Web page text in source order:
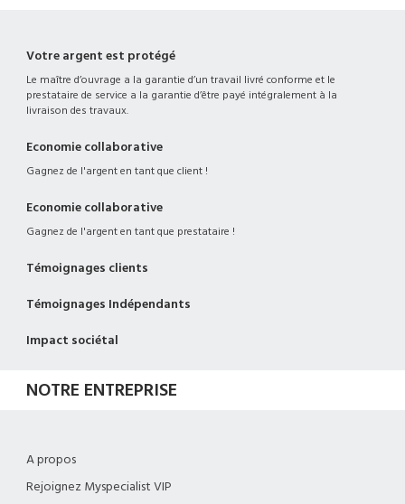
Votre argent est protégé
Le maître d’ouvrage a la garantie d’un travail livré conforme et le
prestataire de service a la garantie d’être payé intégralement à la
livraison des travaux.
Economie collaborative
Gagnez de l'argent en tant que client !
Economie collaborative
Gagnez de l'argent en tant que prestataire !
Témoignages clients
Témoignages Indépendants
Impact sociétal
NOTRE ENTREPRISE
A propos
Rejoignez Myspecialist VIP